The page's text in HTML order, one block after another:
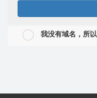
我没有域名，所